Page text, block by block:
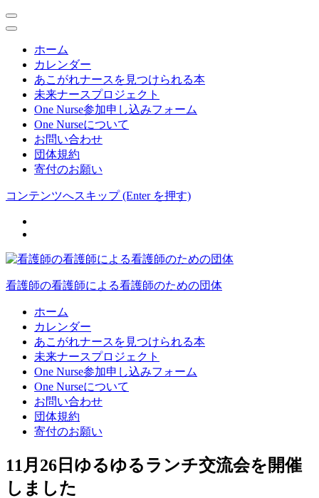
ホーム
カレンダー
あこがれナースを見つけられる本
未来ナースプロジェクト
One Nurse参加申し込みフォーム
One Nurseについて
お問い合わせ
団体規約
寄付のお願い
コンテンツへスキップ (Enter を押す)
看護師の看護師による看護師のための団体
ホーム
カレンダー
あこがれナースを見つけられる本
未来ナースプロジェクト
One Nurse参加申し込みフォーム
One Nurseについて
お問い合わせ
団体規約
寄付のお願い
11月26日ゆるゆるランチ交流会を開催
しました